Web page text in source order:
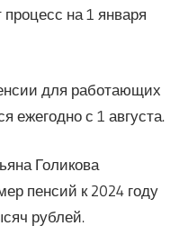
на 1 января
для работающих
ежегодно с 1 августа.
Голикова
пенсий к 2024 году
рублей.